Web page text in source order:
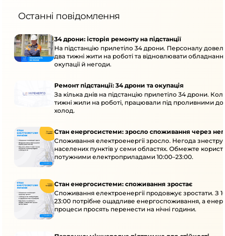
Останні повідомлення
34 дрони: історія ремонту на підстанції
На підстанцію прилетіло 34 дрони. Персоналу
два тижні жити на роботі та відновлювати
окупації й негоди.
Ремонт підстанції: 34 дрони та окупація
За кілька днів на підстанцію прилетіло 34 дрони.
тижні жили на роботі, працювали під проливними
холод.
Стан енергосистеми: зросло споживання через
Споживання електроенергії зросло. Негода
населених пунктів у семи областях. Обмежте
потужними електроприладами 10:00–23:00.
Стан енергосистеми: споживання зростає
Споживання електроенергії продовжує зростати. З
23:00 потрібне ощадливе енергоспоживання, а
процеси просять перенести на нічні години.